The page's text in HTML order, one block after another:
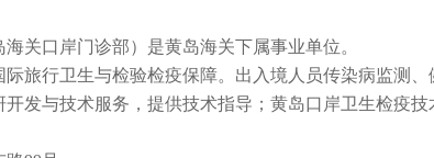
关口岸门诊部）是黄岛海关下属事业单位。
旅行卫生与检验检疫保障。出入境人员传染病监测
发与技术服务，提供技术指导；黄岛口岸卫生检疫